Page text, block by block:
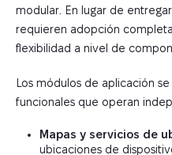
modular. En lugar de
requieren adopción
flexibilidad a nivel de
Los módulos de aplicación
funcionales que operan
Mapas y servicios de
ubicaciones de